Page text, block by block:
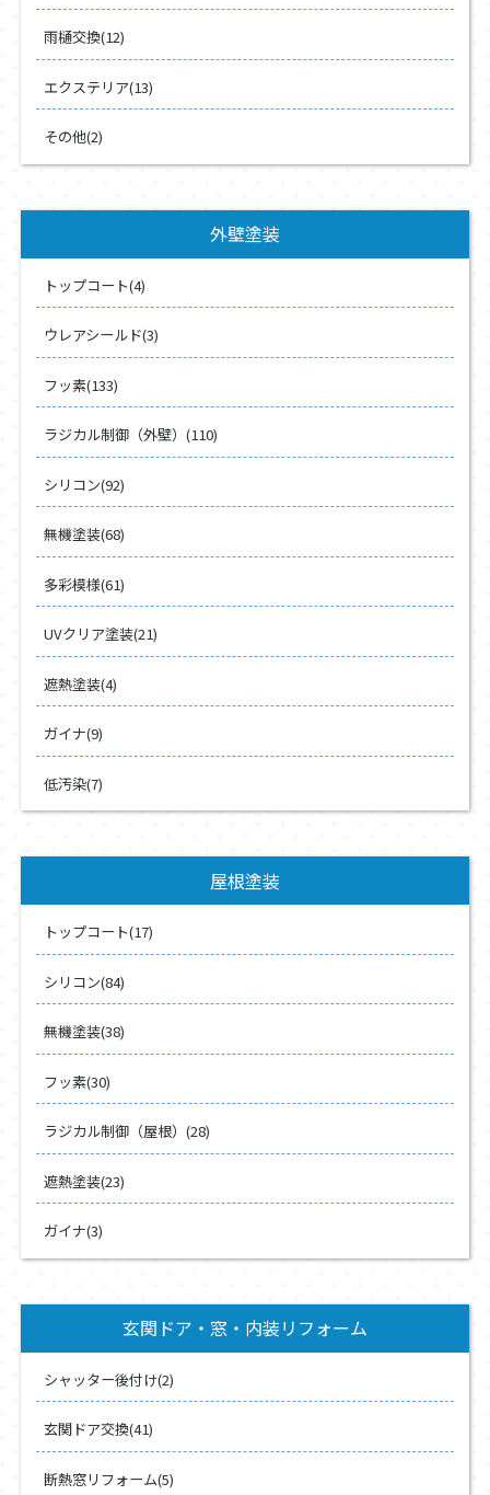
雨樋交換(12)
エクステリア(13)
その他(2)
外壁塗装
トップコート(4)
ウレアシールド(3)
フッ素(133)
ラジカル制御（外壁）(110)
シリコン(92)
無機塗装(68)
多彩模様(61)
UVクリア塗装(21)
遮熱塗装(4)
ガイナ(9)
低汚染(7)
屋根塗装
トップコート(17)
シリコン(84)
無機塗装(38)
フッ素(30)
ラジカル制御（屋根）(28)
遮熱塗装(23)
ガイナ(3)
玄関ドア・窓・内装リフォーム
シャッター後付け(2)
玄関ドア交換(41)
断熱窓リフォーム(5)